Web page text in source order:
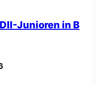
Junioren in B